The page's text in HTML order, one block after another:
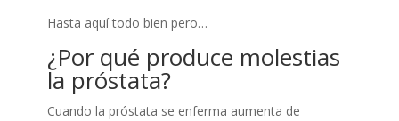
Hasta aquí todo bien pero…
¿Por qué produce molestias
la próstata?
Cuando la próstata se enferma aumenta de